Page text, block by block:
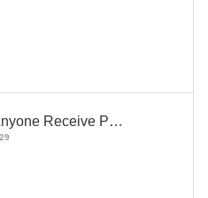
Receive P…